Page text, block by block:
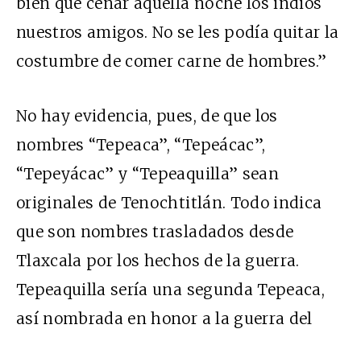
nuestros amigos. No se les podía quitar la
costumbre de comer carne de hombres.”
No hay evidencia, pues, de que los
nombres “Tepeaca”, “Tepeácac”,
“Tepeyácac” y “Tepeaquilla” sean
originales de Tenochtitlán. Todo indica
que son nombres trasladados desde
Tlaxcala por los hechos de la guerra.
Tepeaquilla sería una segunda Tepeaca,
así nombrada en honor a la guerra del